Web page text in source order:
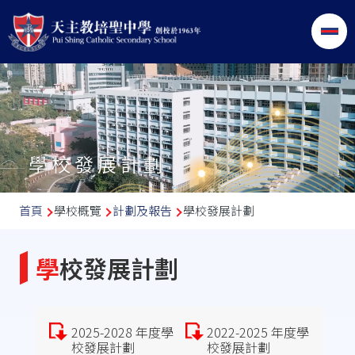
移至主內容
學校發展計劃
導
連
結
首頁 學校概覽 計劃及報告 學校發展計劃
學校發展計劃
2025-2028 年度學
校發展計劃
2022-2025 年度學
校發展計劃